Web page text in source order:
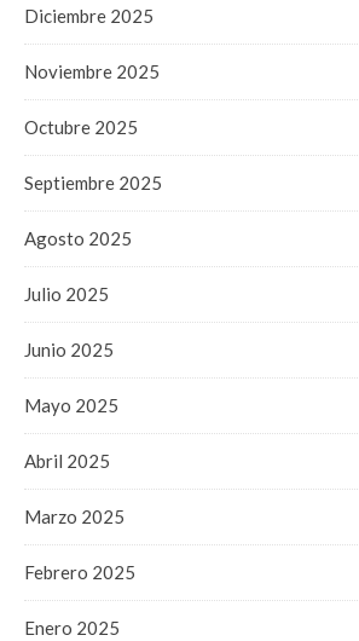
Diciembre 2025
Noviembre 2025
Octubre 2025
Septiembre 2025
Agosto 2025
Julio 2025
Junio 2025
Mayo 2025
Abril 2025
Marzo 2025
Febrero 2025
Enero 2025